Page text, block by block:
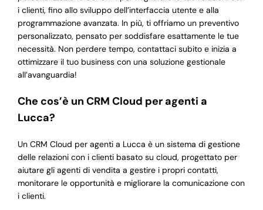
i clienti, fino allo sviluppo dell’interfaccia utente e alla
programmazione avanzata. In più, ti offriamo un preventivo
personalizzato, pensato per soddisfare esattamente le tue
necessità. Non perdere tempo, contattaci subito e inizia a
ottimizzare il tuo business con una soluzione gestionale
all’avanguardia!
Che cos’è un CRM Cloud per agenti a
Lucca?
Un CRM Cloud per agenti a Lucca è un sistema di gestione
delle relazioni con i clienti basato su cloud, progettato per
aiutare gli agenti di vendita a gestire i propri contatti,
monitorare le opportunità e migliorare la comunicazione con
i clienti.